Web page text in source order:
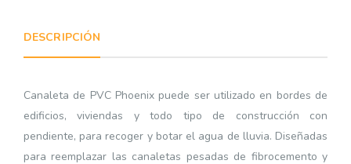
DESCRIPCIÓN
Canaleta de PVC Phoenix puede ser utilizado en bordes de
edificios, viviendas y todo tipo de construcción con
pendiente, para recoger y botar el agua de lluvia. Diseñadas
para reemplazar las canaletas pesadas de fibrocemento y